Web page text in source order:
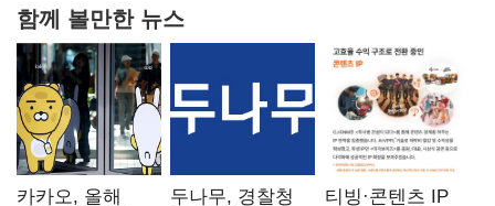
함께 볼만한 뉴스
카카오, 올해
두나무, 경찰청
티빙·콘텐츠 IP